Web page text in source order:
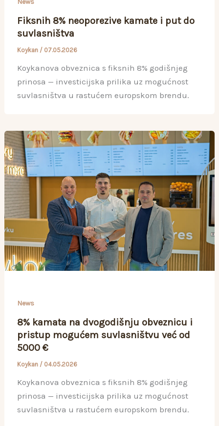
News
Fiksnih 8% neoporezive kamate i put do
suvlasništva
Koykan / 07.05.2026
Koykanova obveznica s fiksnih 8% godišnjeg
prinosa — investicijska prilika uz mogućnost
suvlasništva u rastućem europskom brendu.
News
8% kamata na dvogodišnju obveznicu i
pristup mogućem suvlasništvu već od
5000 €
Koykan / 04.05.2026
Koykanova obveznica s fiksnih 8% godišnjeg
prinosa — investicijska prilika uz mogućnost
suvlasništva u rastućem europskom brendu.